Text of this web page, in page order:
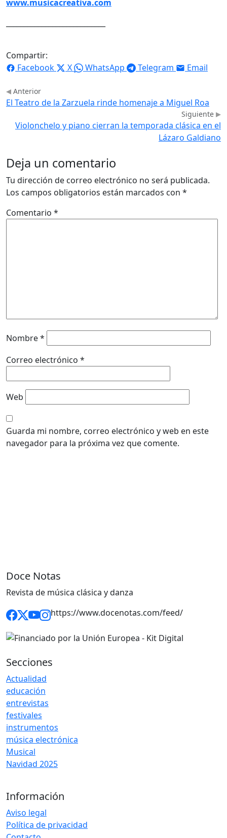
www.musicacreativa.com
Compartir:
Facebook
X WhatsApp Telegram Email
Anterior
El Teatro de la Zarzuela rinde homenaje a Miguel Roa
Siguiente
Violonchelo y piano cierran la temporada clásica en el
Lázaro Galdiano
Deja un comentario
Tu dirección de correo electrónico no será publicada.
Los campos obligatorios están marcados con *
Comentario *
Nombre*
Correo electrónico *
Web
Guarda mi nombre, correo electrónico y web en este
navegador para la próxima vez que comente.
Doce Notas
Revista de música clásica y danza
https://www.docenotas.com/feed/
Secciones
Actualidad
educación
entrevistas
festivales
instrumentos
música electrónica
Musical
Navidad 2025
Información
Aviso legal
Política de privacidad